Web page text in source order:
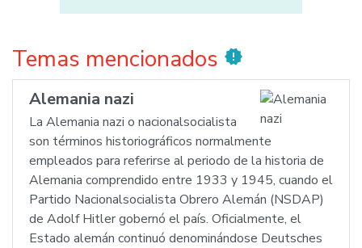
Temas mencionados new_releases
Alemania nazi
La Alemania nazi o nacionalsocialista
son términos historiográficos normalmente
empleados para referirse al periodo de la historia de
Alemania comprendido entre 1933 y 1945, cuando el
Partido Nacionalsocialista Obrero Alemán (NSDAP)
de Adolf Hitler gobernó el país. Oficialmente, el
Estado alemán continuó denominándose Deutsches